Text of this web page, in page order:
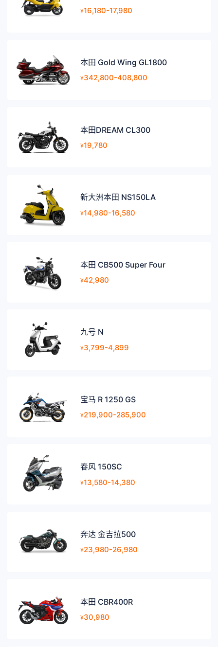
¥16,180-17,980
本田 Gold Wing GL1800
¥342,800-408,800
本田DREAM CL300
¥19,780
新大洲本田 NS150LA
¥14,980-16,580
本田 CB500 Super Four
¥42,980
九号 N
¥3,799-4,899
宝马 R 1250 GS
¥219,900-285,900
春风 150SC
¥13,580-14,380
奔达 金吉拉500
¥23,980-26,980
本田 CBR400R
¥30,980